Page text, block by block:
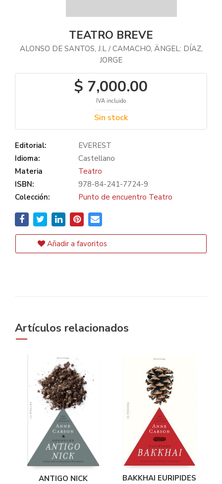
TEATRO BREVE
ALONSO DE SANTOS, J.L/ CAMACHO, ÄNGEL: DÍAZ,
JORGE
$ 7,000.00
IVA incluido
Sin stock
Editorial:
EVEREST
Idioma:
Castellano
Materia
Teatro
ISBN:
978-84-241-7724-9
Colección:
Punto de encuentro Teatro
Añadir a favoritos
Artículos relacionados
ANTIGO NICK BAKKHAI EURIPIDES